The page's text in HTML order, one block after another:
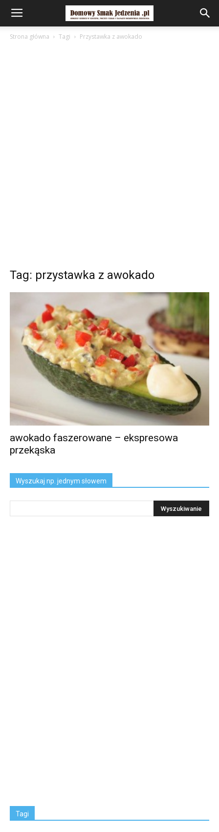
Strona główna Tagi Przystawka z awokado
Tag: przystawka z awokado
awokado faszerowane – ekspresowa
przekąska
Wyszukaj np. jednym słowem
Tagi